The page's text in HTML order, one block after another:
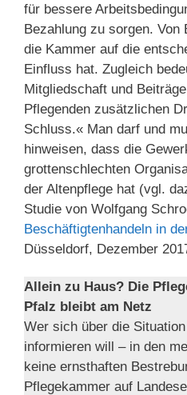
für bessere
Bezahlung zu sorgen. Von
die Kammer auf die
Einfluss hat. Zugleich
Mitgliedschaft und
Pflegenden zusätzlichen
Schluss.« Man darf und
hinweisen, dass die
grottenschlechten
der Altenpflege hat (vgl.
Studie von Wolfgang
Beschäftigtenhandeln in
Düsseldorf, Dezember
Allein zu Haus? Die
Pfalz bleibt am Netz
Wer sich über die
informieren will – in den
keine ernsthaften
Pflegekammer auf